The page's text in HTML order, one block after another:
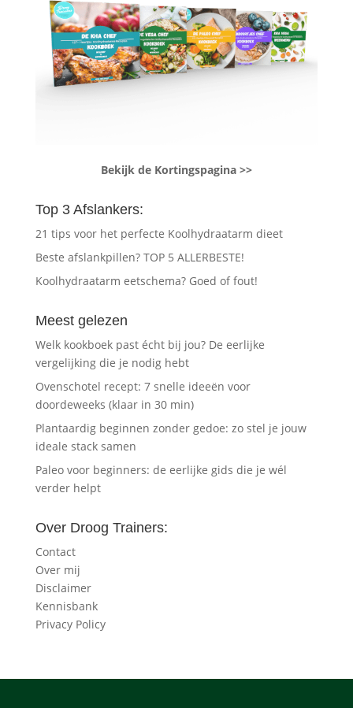
Bekijk de Kortingspagina >>
Top 3 Afslankers:
21 tips voor het perfecte Koolhydraatarm dieet
Beste afslankpillen? TOP 5 ALLERBESTE!
Koolhydraatarm eetschema? Goed of fout!
Meest gelezen
Welk kookboek past écht bij jou? De eerlijke
vergelijking die je nodig hebt
Ovenschotel recept: 7 snelle ideeën voor
doordeweeks (klaar in 30 min)
Plantaardig beginnen zonder gedoe: zo stel je jouw
ideale stack samen
Paleo voor beginners: de eerlijke gids die je wél
verder helpt
Over Droog Trainers:
Contact
Over mij
Disclaimer
Kennisbank
Privacy Policy